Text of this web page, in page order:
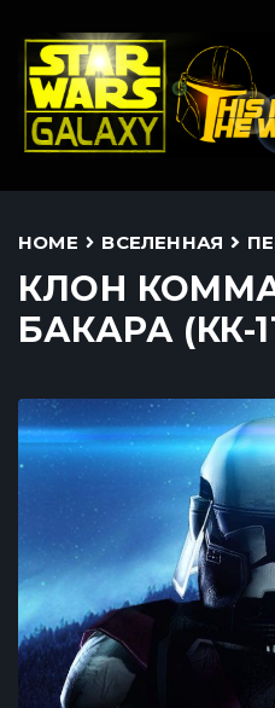
HOME ВСЕЛЕННАЯ
КЛОН
БАКАРА (КК-